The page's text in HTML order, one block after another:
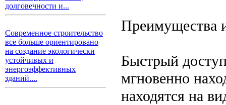
долговечности и...
Современное строительство
все больше ориентировано
на создание экологически
устойчивых и
энергоэффективных
зданий....
Преимущества
Быстрый
мгновенно
находятся на